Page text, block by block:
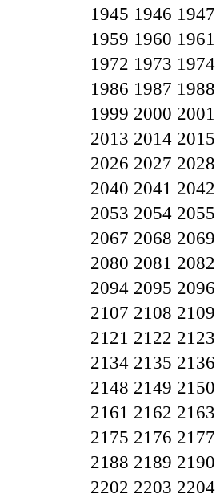
1945 1946 1947
1959 1960 1961
1972 1973 1974
1986 1987 1988
1999 2000 2001
2013 2014 2015
2026 2027 2028
2040 2041 2042
2053 2054 2055
2067 2068 2069
2080 2081 2082
2094 2095 2096
2107 2108 2109
2121 2122 2123
2134 2135 2136
2148 2149 2150
2161 2162 2163
2175 2176 2177
2188 2189 2190
2202 2203 2204